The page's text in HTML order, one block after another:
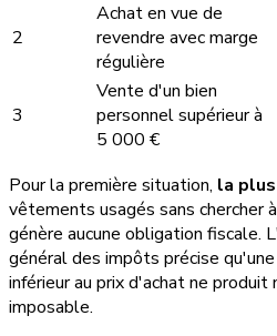
2
Achat en vue de
revendre avec marge
régulière
3
Vente d'un bien
personnel supérieur à
5 000 €
Pour la première situation, la
vêtements usagés sans chercher
génère aucune obligation fiscale.
général des impôts précise
inférieur au prix d'achat ne produit
imposable.